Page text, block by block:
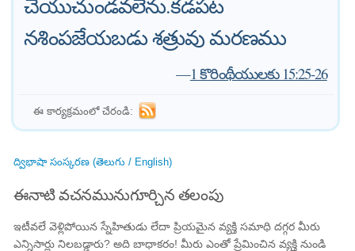
చేయుచుండవలెను.కడపట
నశింపజేయబడు శత్రువు మరణము
—1 కొరింథీయులకు 15:25-26
ఈ కార్యక్రమంలో చేరండి:
ద్విభాషా సంస్కరణ (తెలుగు / English)
ఈనాటి వచనమునుగూర్చిన తలంపు
ఇటీవలే వెళ్లిపోయిన స్నేహితుడు లేదా ప్రియమైన వ్యక్తి సమాధి దగ్గర మీరు
ఎన్నిసార్లు నిలబడ్డారు? అది బాధాకరం! మీరు ఎంతో ప్రేమించిన వ్యక్తి నుండి